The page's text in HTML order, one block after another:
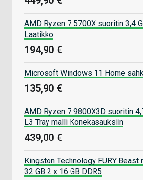
AMD Ryzen 7 5700X suoritin 3,4
Laatikko
194,90 €
Microsoft Windows 11 Home
135,90 €
AMD Ryzen 7 9800X3D suoritin
L3 Tray malli Konekasauksiin
439,00 €
Kingston Technology FURY Beast
32 GB 2 x 16 GB DDR5